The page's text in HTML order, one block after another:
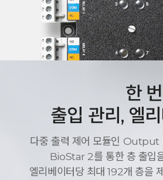
한
출입 관리, 엘
다중 출력 제어 모듈인
BioStar 2를 통한 층 출입
엘리베이터당 최대 192개 층을